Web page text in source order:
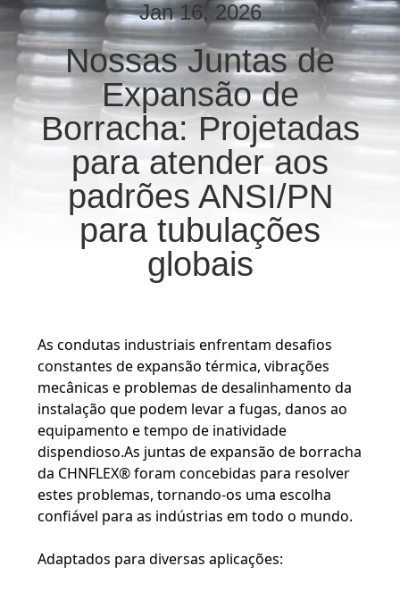
EXCURSÃO
DA
FÁBRICA
CONTROLE
QUALIDADE
CONTACTE-
PEÇA
UMAS
CITAÇÕES
MAPA
DO
SITE
Jan 16, 2026
Nossas Juntas de
Expansão de
Borracha: Projetadas
para atender aos
padrões ANSI/PN
para tubulações
globais
As condutas industriais enfrentam desafios
constantes de expansão térmica, vibrações
mecânicas e problemas de desalinhamento da
instalação que podem levar a fugas, danos ao
equipamento e tempo de inatividade
dispendioso.As juntas de expansão de borracha
da CHNFLEX® foram concebidas para resolver
estes problemas, tornando-os uma escolha
confiável para as indústrias em todo o mundo.
Adaptados para diversas aplicações: